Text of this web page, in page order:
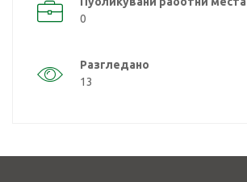
0
Разгледано
13